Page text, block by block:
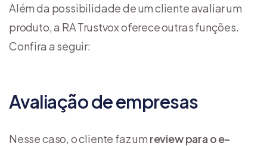
Além da possibilidade de um cliente avaliar um
produto, a RA Trustvox oferece outras funções.
Confira a seguir:
Avaliação de empresas
Nesse caso, o cliente faz um review para o e-